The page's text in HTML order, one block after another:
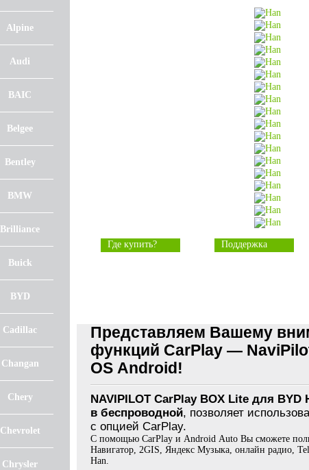
Alpine
Audi
BAIC
Belgee
Bentley
BMW
Brilliance
Buick
BYD
Cadillac
Changan
Chery
Chevrolet
Chrysler
Где купить? Поддержка
Представляем Вашему
функций CarPlay —
OS Android!
NAVIPILOT CarPlay BOX Lite для
в беспроводной, позволяет
с опцией CarPlay.
С помощью CarPlay и Android Auto Вы сможете
Навигатор, 2GIS, Яндекс Музыка, онлайн радио,
Han.